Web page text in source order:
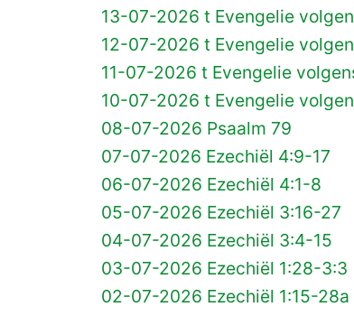
13-07-2026 t Evengelie
12-07-2026 t Evengelie
11-07-2026 t Evengelie
10-07-2026 t Evengelie
08-07-2026 Psaalm 79
07-07-2026 Ezechiël 4:9-17
06-07-2026 Ezechiël 4:1-8
05-07-2026 Ezechiël 3:16-27
04-07-2026 Ezechiël 3:4-15
03-07-2026 Ezechiël 1:28-3:3
02-07-2026 Ezechiël 1:15-28a